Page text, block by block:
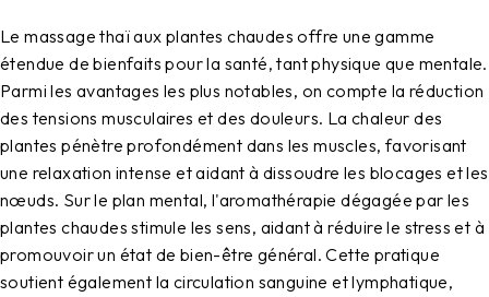
Le massage thaï aux plantes chaudes offre une gamme
étendue de bienfaits pour la santé, tant physique que mentale.
Parmi les avantages les plus notables, on compte la réduction
des tensions musculaires et des douleurs. La chaleur des
plantes pénètre profondément dans les muscles, favorisant
une relaxation intense et aidant à dissoudre les blocages et les
nœuds. Sur le plan mental, l'aromathérapie dégagée par les
plantes chaudes stimule les sens, aidant à réduire le stress et à
promouvoir un état de bien-être général. Cette pratique
soutient également la circulation sanguine et lymphatique,